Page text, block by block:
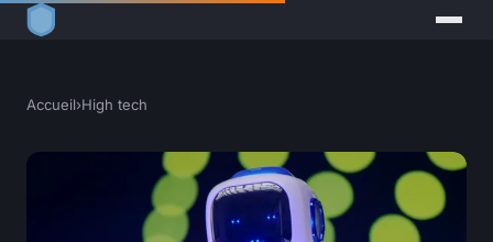
Accueil›High tech